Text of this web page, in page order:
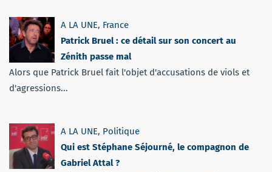
A LA UNE, France
Patrick Bruel : ce détail sur son concert au
Zénith passe mal
Alors que Patrick Bruel fait l'objet d'accusations de viols et
d'agressions...
A LA UNE, Politique
Qui est Stéphane Séjourné, le compagnon de
Gabriel Attal ?